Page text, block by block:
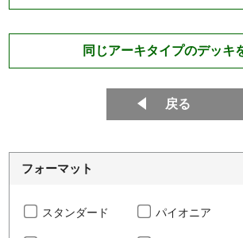
同じアーキタイプのデッキ
戻る
フォーマット
スタンダード パイオニア